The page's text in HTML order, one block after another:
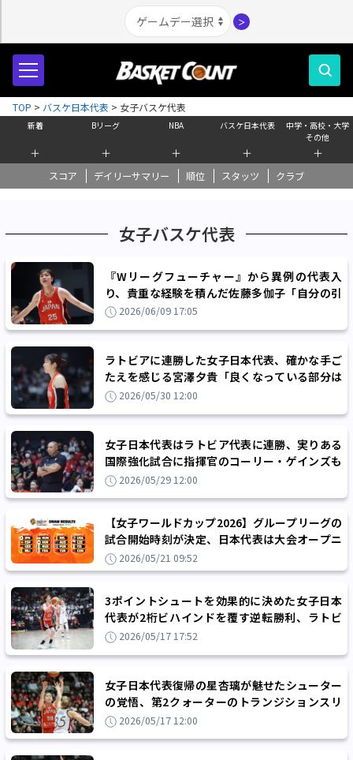
＞
新着
＋
Bリーグ
＋
NBA
＋
バスケ日本代表
＋
中学・高校・大学
その他
＋
スコア デイリーサマリー 順位 スタッツ クラブ
TOP > バスケ日本代表 > 女子バスケ代表
女子バスケ代表
『Wリーグフューチャー』から異例の代表入
り、貴重な経験を積んだ佐藤多伽子「自分の引
き出しをもっと増やしていきたい」
2026/06/09 17:05
ラトビアに連勝した女子日本代表、確かな手ご
たえを感じる宮澤夕貴「良くなっている部分は
本当にたくさんある」
2026/05/30 12:00
女子日本代表はラトビア代表に連勝、実りある
国際強化試合に指揮官のコーリー・ゲインズも
満足「今、テストされる必要があります」
2026/05/29 12:00
【女子ワールドカップ2026】グループリーグの
試合開始時刻が決定、日本代表は大会オープニ
ングゲームをマリ代表と戦う
2026/05/21 09:52
3ポイントシュートを効果的に決めた女子日本
代表が2桁ビハインドを覆す逆転勝利、ラトビ
アとの強化試合を2連勝で終える
2026/05/17 17:52
女子日本代表復帰の星杏璃が魅せたシューター
の覚悟、第2クォーターのトランジションスリ
ーで流れを掌握「打った本数の8割は決めた
い」
2026/05/17 12:00